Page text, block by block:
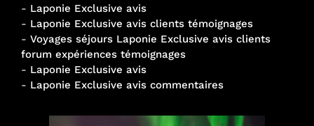
- Laponie Exclusive avis
- Laponie Exclusive avis clients témoignages
- Voyages séjours Laponie Exclusive avis clients
forum expériences témoignages
- Laponie Exclusive avis
- Laponie Exclusive avis commentaires